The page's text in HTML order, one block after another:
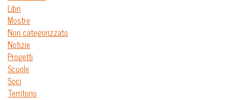
Libri
Mostre
Non categorizzato
Notizie
Progetti
Scuole
Soci
Territorio